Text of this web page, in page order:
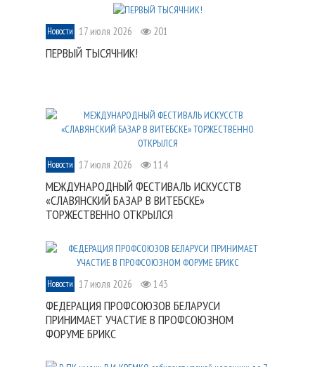
Новости 17 июля 2026 201
ПЕРВЫЙ ТЫСЯЧНИК!
Новости 17 июля 2026 114
МЕЖДУНАРОДНЫЙ ФЕСТИВАЛЬ ИСКУССТВ
«СЛАВЯНСКИЙ БАЗАР В ВИТЕБСКЕ»
ТОРЖЕСТВЕННО ОТКРЫЛСЯ
Новости 17 июля 2026 143
ФЕДЕРАЦИЯ ПРОФСОЮЗОВ БЕЛАРУСИ
ПРИНИМАЕТ УЧАСТИЕ В ПРОФСОЮЗНОМ
ФОРУМЕ БРИКС